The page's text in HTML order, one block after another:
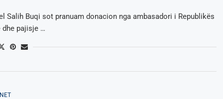
Salih Buqi sot pranuam donacion nga ambasadori i Republikës
dhe pajisje …